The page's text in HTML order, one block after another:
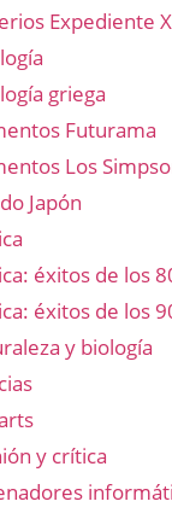
Expediente X
griega
Futurama
Los
Japón
éxitos de los
éxitos de los
y biología
y crítica